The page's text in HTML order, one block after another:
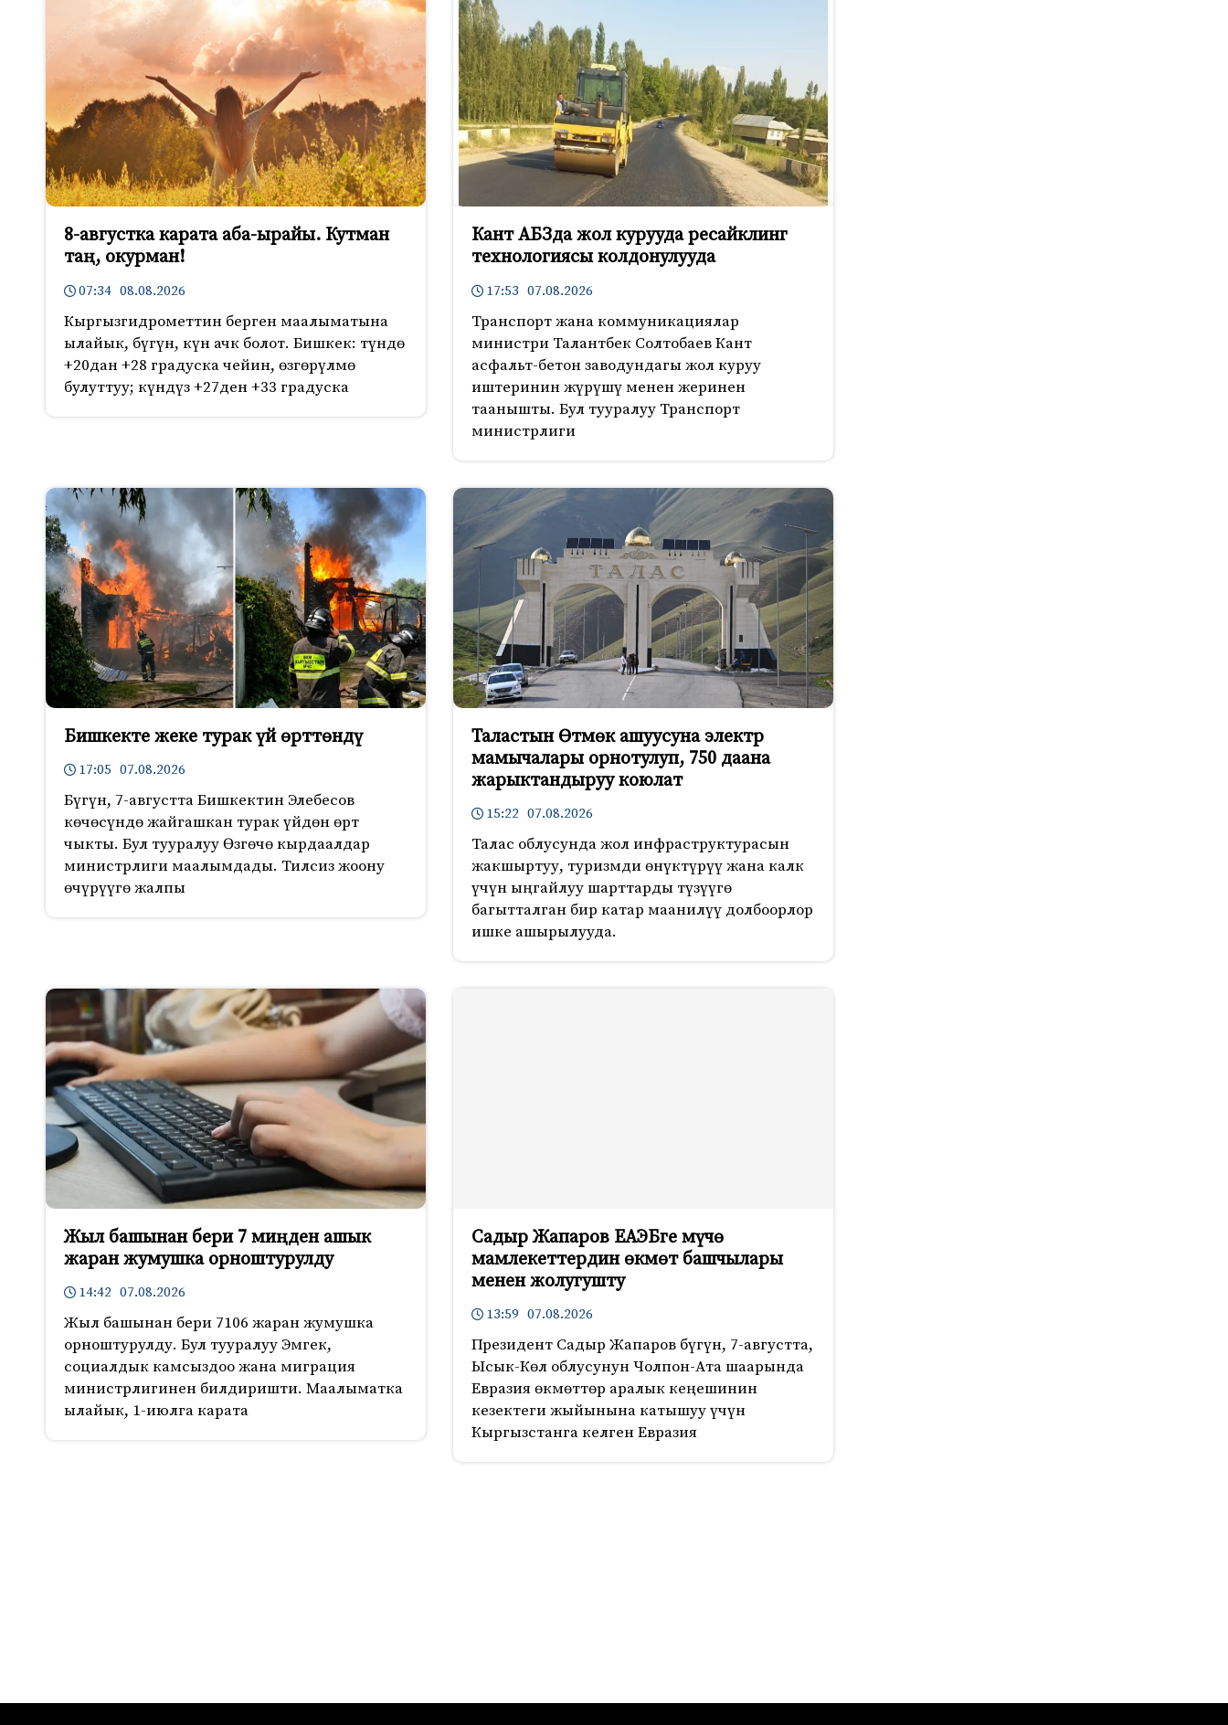
8-августка карата аба-ырайы. Кутман
таң, окурман!
07:34 08.08.2026
Кыргызгидрометтин берген маалыматына
ылайык, бүгүн, күн ачк болот. Бишкек: түндө
+20дан +28 градуска чейин, өзгөрүлмө
булуттуу; күндүз +27ден +33 градуска
Кант АБЗда жол курууда ресайклинг
технологиясы колдонулууда
17:53 07.08.2026
Транспорт жана коммуникациялар
министри Талантбек Солтобаев Кант
асфальт-бетон заводундагы жол куруу
иштеринин жүрүшү менен жеринен
таанышты. Бул тууралуу Транспорт
министрлиги
Бишкекте жеке турак үй өрттөндү
17:05 07.08.2026
Бүгүн, 7-августта Бишкектин Элебесов
көчөсүндө жайгашкан турак үйдөн өрт
чыкты. Бул тууралуу Өзгөчө кырдаалдар
министрлиги маалымдады. Тилсиз жоону
өчүрүүгө жалпы
Таластын Өтмөк ашуусуна электр
мамычалары орнотулуп, 750 даана
жарыктандыруу коюлат
15:22 07.08.2026
Талас облусунда жол инфраструктурасын
жакшыртуу, туризмди өнүктүрүү жана калк
үчүн ыңгайлуу шарттарды түзүүгө
багытталган бир катар маанилүү долбоорлор
ишке ашырылууда.
Жыл башынан бери 7 миңден ашык
жаран жумушка орноштурулду
14:42 07.08.2026
Жыл башынан бери 7106 жаран жумушка
орноштурулду. Бул тууралуу Эмгек,
социалдык камсыздоо жана миграция
министрлигинен билдиришти. Маалыматка
ылайык, 1-июлга карата
Садыр Жапаров ЕАЭБге мүчө
мамлекеттердин өкмөт башчылары
менен жолугушту
13:59 07.08.2026
Президент Садыр Жапаров бүгүн, 7-августта,
Ысык-Көл облусунун Чолпон-Ата шаарында
Евразия өкмөттөр аралык кеңешинин
кезектеги жыйынына катышуу үчүн
Кыргызстанга келген Евразия